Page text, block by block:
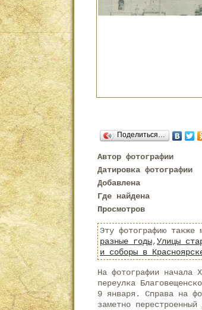
Поделиться…
Автор фотографии
Датировка фотографии
Добавлена
Где найдена
Просмотров
Эту фотографию также
разные годы,Улицы
и соборы в
На фотографии начала
переулка
9 января. Справа на
заметно